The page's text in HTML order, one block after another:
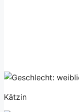
Kätzin